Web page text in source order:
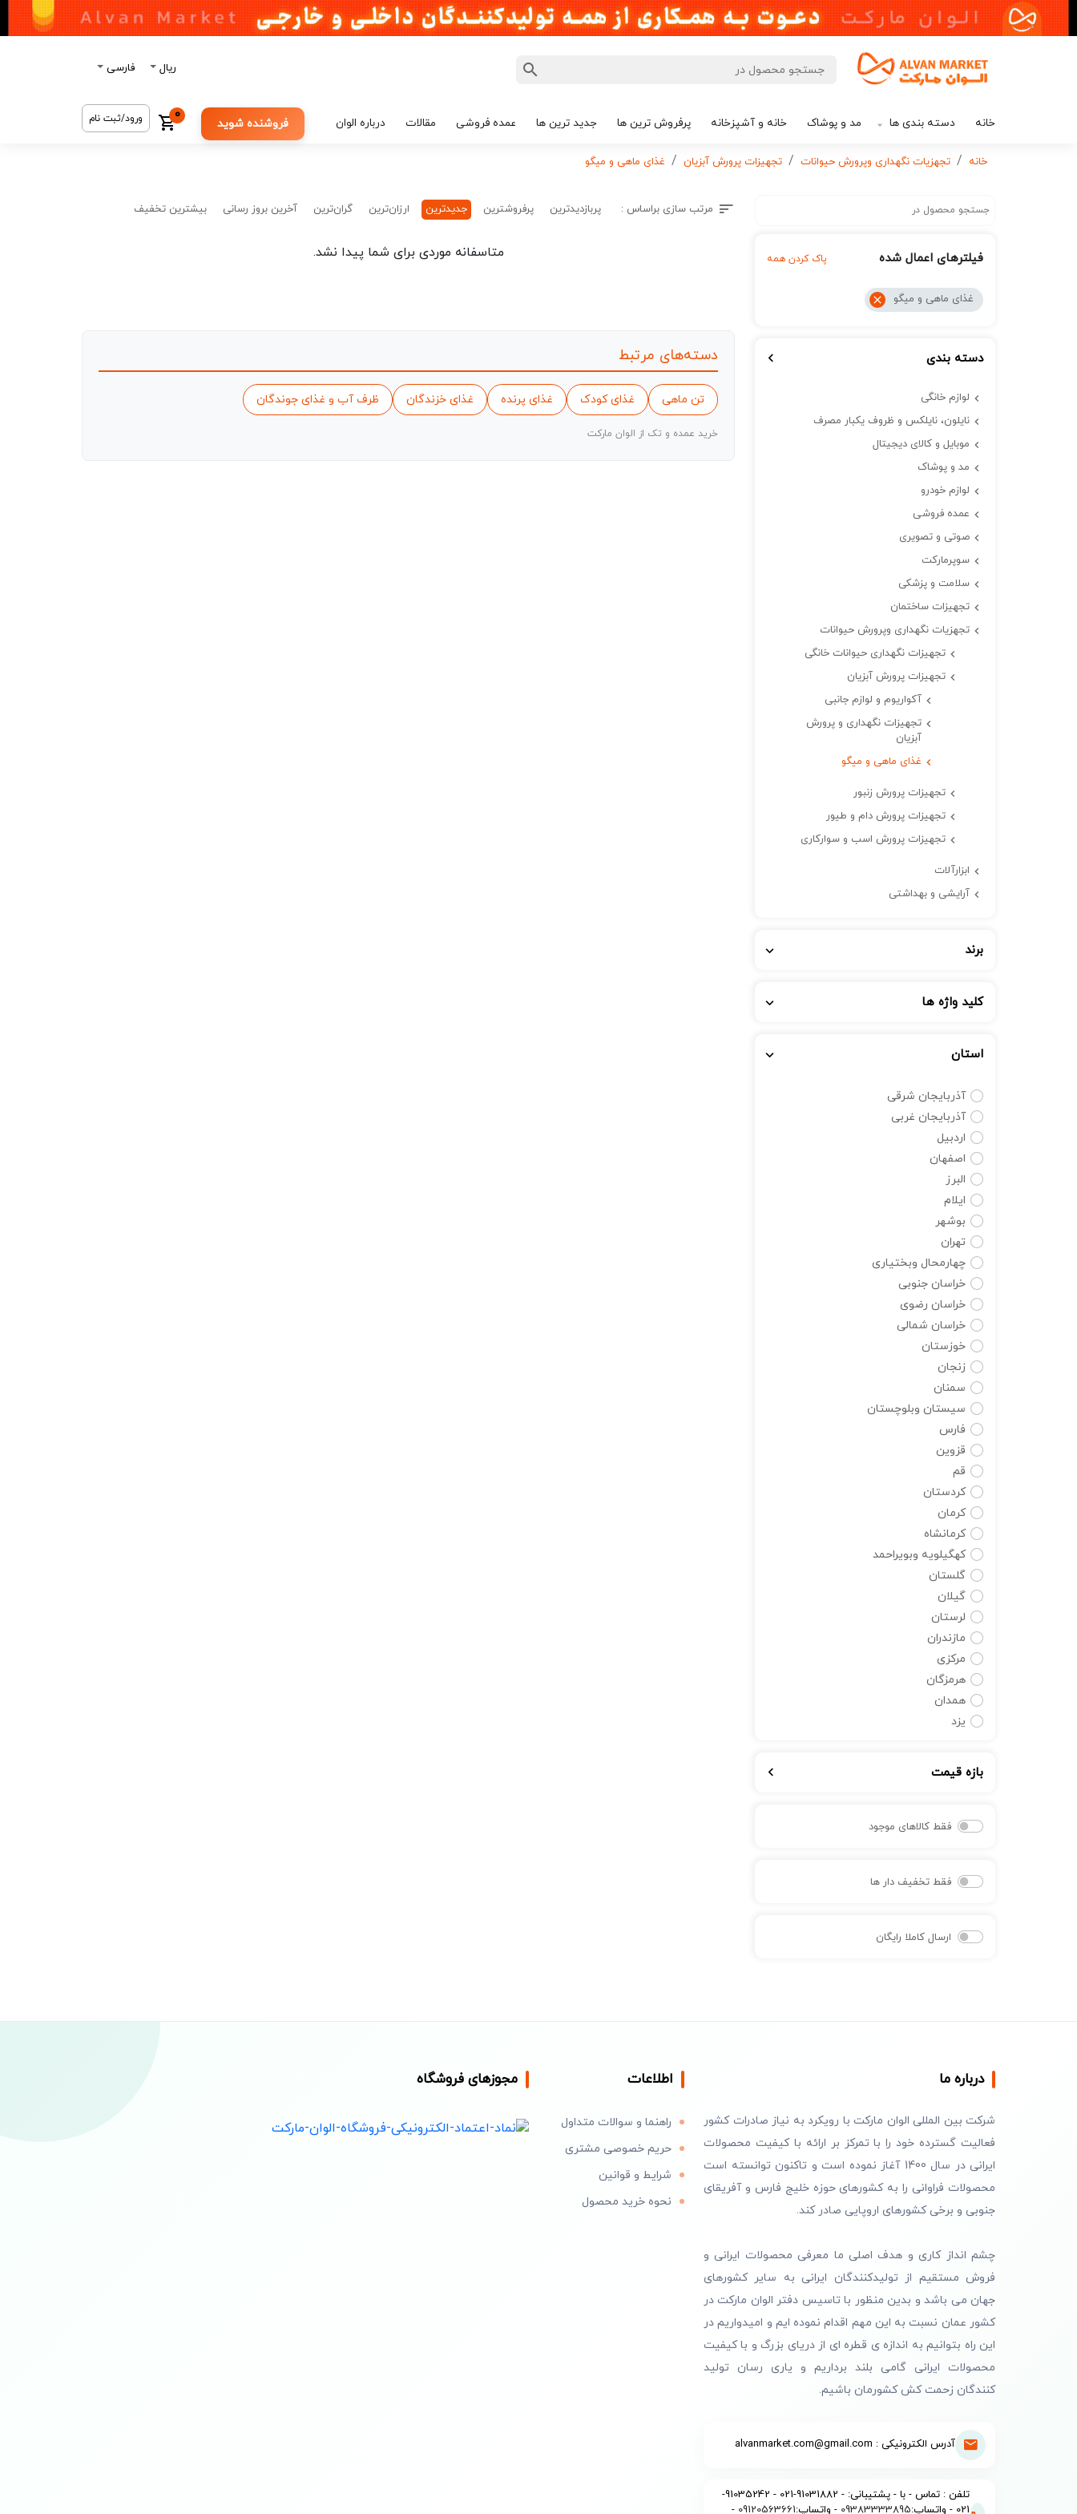
ریال فارسی
خانه دسته بندی ها مد و پوشاک خانه و آشپزخانه پرفروش ترین ها جدید ترین ها عمده فروشی مقالات درباره الوان فروشنده شوید
0 ورود/ثبت نام
خانه تجهزیات نگهداری وپرورش حیوانات تجهیزات پرورش آبزیان غذای ماهی و میگو
فیلترهای اعمال شده پاک کردن همه
غذای ماهی و میگو
دسته بندی
لوازم خانگی
نایلون، نایلکس و ظروف یکبار مصرف
موبایل و کالای دیجیتال
مد و پوشاک
لوازم خودرو
عمده فروشی
صوتی و تصویری
سوپرمارکت
سلامت و پزشکی
تجهیزات ساختمان
تجهزیات نگهداری وپرورش حیوانات
تجهیزات نگهداری حیوانات خانگی
تجهیزات پرورش آبزیان
آکواریوم و لوازم جانبی
تجهیزات نگهداری و پرورش
آبزیان
غذای ماهی و میگو
تجهیزات پرورش زنبور
تجهیزات پرورش دام و طیور
تجهیزات پرورش اسب و سوارکاری
ابزارآلات
آرایشی و بهداشتی
برند
کلید واژه ها
استان
آذربایجان شرقی
آذربایجان غربی
اردبیل
اصفهان
البرز
ایلام
بوشهر
تهران
چهارمحال وبختیاری
خراسان جنوبی
خراسان رضوی
خراسان شمالی
خوزستان
زنجان
سمنان
سیستان وبلوچستان
فارس
قزوین
قم
کردستان
کرمان
کرمانشاه
کهگیلویه وبویراحمد
گلستان
گیلان
لرستان
مازندران
مرکزی
هرمزگان
همدان
یزد
بازه قیمت
فقط کالاهای موجود
فقط تخفیف دار ها
ارسال کاملا رایگان
مرتب سازی براساس : پربازدیدترین پرفروشترین جدیدترین ارزان‌ترین گران‌ترین آخرین بروز رسانی بیشترین تخفیف
متاسفانه موردی برای شما پیدا نشد.
دسته‌های مرتبط
تن ماهی غذای کودک غذای پرنده غذای خزندگان ظرف آب و غذای جوندگان
خرید عمده و تک از الوان مارکت
درباره ما
شرکت بین المللی الوان مارکت با رویکرد به نیاز صادرات کشور
فعالیت گسترده خود را با تمرکز بر ارائه با کیفیت محصولات
ایرانی در سال 1400 آغاز نموده است و تاکنون توانسته است
محصولات فراوانی را به کشورهای حوزه خلیج فارس و آفریقای
جنوبی و برخی کشورهای اروپایی صادر کند.
چشم انداز کاری و هدف اصلی ما معرفی محصولات ایرانی و
فروش مستقیم از تولیدکنندگان ایرانی به سایر کشورهای
جهان می باشد و بدین منظور با تاسیس دفتر الوان مارکت در
کشور عمان نسبت به این مهم اقدام نموده ایم و امیدواریم در
این راه بتوانیم به اندازه ی قطره ای از دریای بزرگ و با کیفیت
محصولات ایرانی گامی بلند برداریم و یاری رسان تولید
کنندگان زحمت کش کشورمان باشیم.
آدرس الکترونیکی : alvanmarket.com@gmail.com
تلفن : تماس - با - پشتیبانی: - 91031882-021 - 91035242-
021 - واتساپ:
09383333895 - واتساپ:09120563661
-
اطلاعات
راهنما و سوالات متداول
حریم خصوصی مشتری
شرایط و قوانین
نحوه خرید محصول
مجوزهای فروشگاه